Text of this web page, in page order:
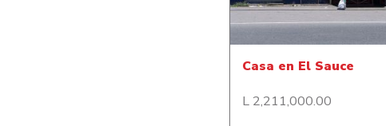
Casa en El Sauce
L 2,211,000.00